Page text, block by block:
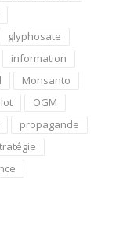
glyphosate
information
Monsanto
OGM
propagande